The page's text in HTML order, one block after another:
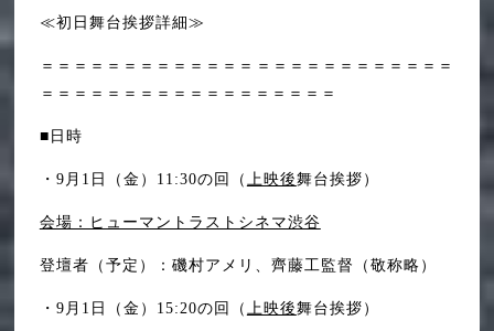
≪初日舞台挨拶詳細≫
＝＝＝＝＝＝＝＝＝＝＝＝＝＝＝＝＝＝＝＝＝＝＝＝＝
＝＝＝＝＝＝＝＝＝＝＝＝＝＝＝＝＝＝
■日時
・9月1日（金）11:30の回（ 上映後舞台挨拶）
会場：ヒューマントラストシネマ渋谷
登壇者（予定）：磯村アメリ、齊藤工監督（敬称略）
・9月1日（金）15:20の回（ 上映後舞台挨拶）